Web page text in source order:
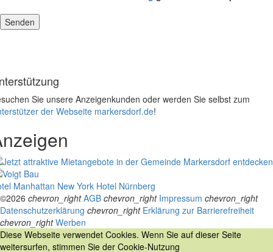
Sie unsere Anzeigenkunden oder werden Sie selbst zum
der Webseite markersdorf.de!
Manhattan New York Hotel Nürnberg
©2026 chevron_right AGB chevron_right Impressum chevron_right
Datenschutzerklärung chevron_right Erklärung zur Barrierefreiheit
chevron_right Werben
Diese Webseite verwendet Cookies. Wenn Sie auf dieser Seite
weitersurfen, stimmen Sie der Cookie-Nutzung